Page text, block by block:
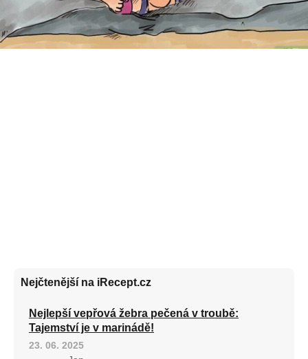
Nejčtenější na iRecept.cz
Nejlepší vepřová žebra pečená v troubě:
Tajemství je v marinádě!
23. 06. 2025